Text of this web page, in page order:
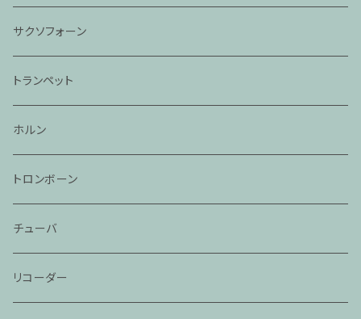
サクソフォーン
トランペット
ホルン
トロンボーン
チューバ
リコーダー